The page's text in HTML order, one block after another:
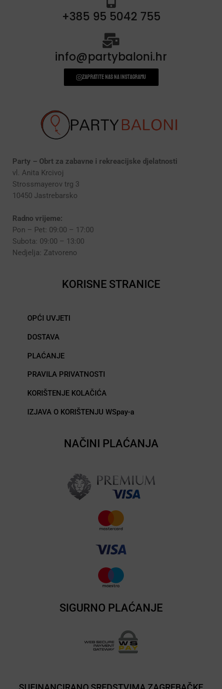
+385 95 5042 755
info@partybaloni.hr
Zapratite nas na instagramu
Party – Obrt za zabavne i rekreacijske djelatnosti
vl. Anita Krcivoj
Strossmayerov trg 3
10450 Jastrebarsko
Radno vrijeme:
Pon – Pet: 09:00 – 17:00
Subota: 09:00 – 13:00
Nedjelja: Zatvoreno
KORISNE STRANICE
OPĆI UVJETI
DOSTAVA
PLAĆANJE
PRAVILA PRIVATNOSTI
KORIŠTENJE KOLAČIĆA
IZJAVA O KORIŠTENJU WSpay-a
NAČINI PLAĆANJA
SIGURNO PLAĆANJE